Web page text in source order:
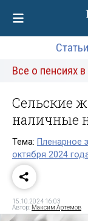
Статьи
Все о пенсиях
Сельские
наличные
Тема: Пленарное
октября 2024
15.10.2024 16:03
Автор: Максим Артемов